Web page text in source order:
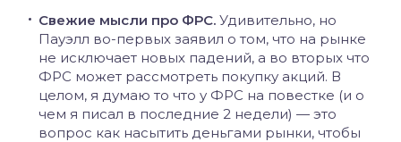
Свежие мысли про ФРС. Удивительно, но
Пауэлл во-первых заявил о том, что на рынке
не исключает новых падений, а во вторых что
ФРС может рассмотреть покупку акций. В
целом, я думаю то что у ФРС на повестке (и о
чем я писал в последние 2 недели) — это
вопрос как насытить деньгами рынки, чтобы